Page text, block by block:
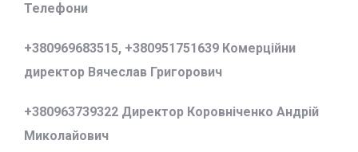
Телефони
+380969683515, +380951751639 Комерційни
директор Вячеслав Григорович
+380963739322 Директор Коровніченко Андрій
Миколайович